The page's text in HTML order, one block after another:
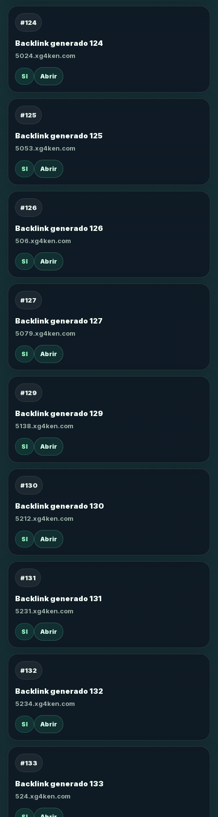
#124
Backlink generado 124
5024.xg4ken.com
SI Abrir
#125
Backlink generado 125
5053.xg4ken.com
SI Abrir
#126
Backlink generado 126
506.xg4ken.com
SI Abrir
#127
Backlink generado 127
5079.xg4ken.com
SI Abrir
#129
Backlink generado 129
5138.xg4ken.com
SI Abrir
#130
Backlink generado 130
5212.xg4ken.com
SI Abrir
#131
Backlink generado 131
5231.xg4ken.com
SI Abrir
#132
Backlink generado 132
5234.xg4ken.com
SI Abrir
#133
Backlink generado 133
524.xg4ken.com